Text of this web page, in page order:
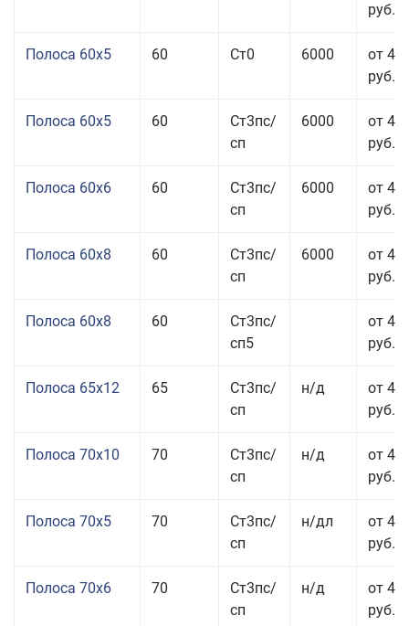
руб.
Полоса 60x5 60 Ст0 6000
от 43
руб.
Полоса 60x5 60
Ст3пс/
сп
6000
от 43
руб.
Полоса 60x6 60
Ст3пс/
сп
6000
от 42
руб.
Полоса 60x8 60
Ст3пс/
сп
6000
от 42
руб.
Полоса 60x8 60
Ст3пс/
сп5
от 42
руб.
Полоса 65x12 65
Ст3пс/
сп
н/д
от 42
руб.
Полоса 70x10 70
Ст3пс/
сп
н/д
от 42
руб.
Полоса 70x5 70
Ст3пс/
сп
н/дл
от 43
руб.
Полоса 70x6 70
Ст3пс/
сп
н/д
от 42
руб.